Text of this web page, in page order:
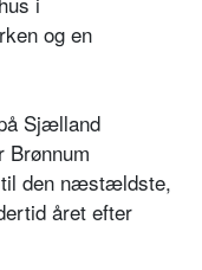
og en
Sjælland
Brønnum
til den næstældste,
året efter